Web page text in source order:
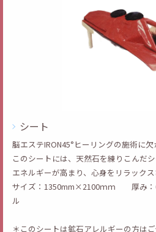
シート
脳エステIRON45°ヒーリングの施術に欠
このシートには、天然石を練りこんだ
エネルギーが高まり、心身をリラックス
サイズ：1350mm×2100ｍｍ 厚み
ル
＊このシートは鉱石アレルギーの方はご